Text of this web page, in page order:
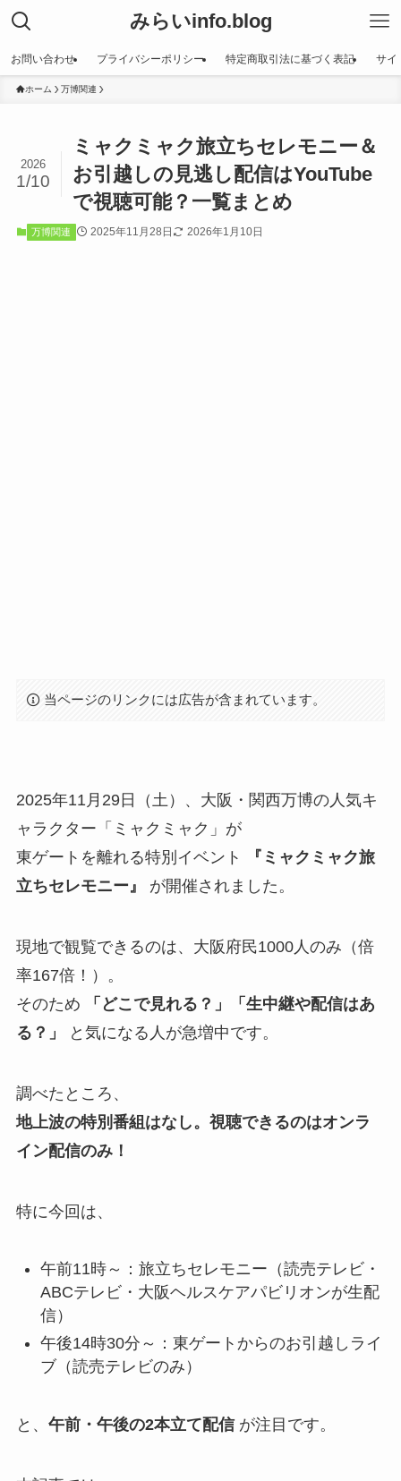
みらいinfo.blog
お問い合わせ プライバシーポリシー 特定商取引法に基づく表記 サイ
ホーム 万博関連
ミャクミャク旅立ちセレモニー＆
お引越しの見逃し配信はYouTube
で視聴可能？一覧まとめ
2026
1/10
万博関連 2025年11月28日 2026年1月10日
当ページのリンクには広告が含まれています。
2025年11月29日（土）、大阪・関西万博の人気キ
ャラクター「ミャクミャク」が
東ゲートを離れる特別イベント
『ミャクミャク旅
立ちセレモニー』
が開催されました。
現地で観覧できるのは、大阪府民1000人のみ（倍
率167倍！）。
そのため
「どこで見れる？」「生中継や配信はあ
る？」
と気になる人が急増中です。
調べたところ、
地上波の特別番組はなし。視聴できるのはオンラ
イン配信のみ！
特に今回は、
午前11時～：旅立ちセレモニー（読売テレビ・
ABCテレビ・大阪ヘルスケアパビリオンが生配
信）
午後14時30分～：東ゲートからのお引越しライ
ブ（読売テレビのみ）
と、 午前・午後の2本立て配信が注目です。